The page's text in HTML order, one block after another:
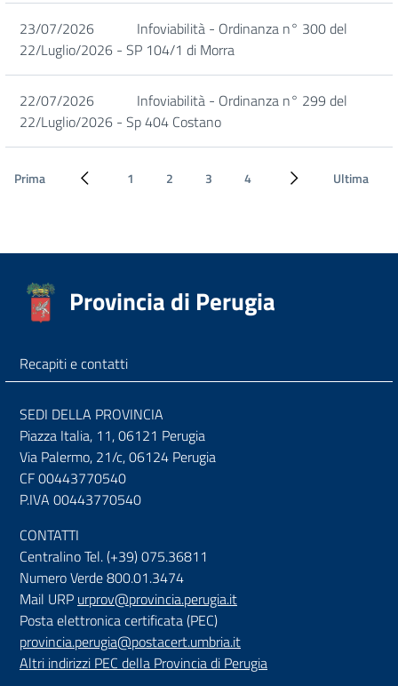
23/07/2026
Infoviabilità - Ordinanza n° 300 del
22/Luglio/2026 - SP 104/1 di Morra
22/07/2026
Infoviabilità - Ordinanza n° 299 del
22/Luglio/2026 - Sp 404 Costano
Prima Pagina precedente
1 2 3 4 Pagina successiva
Ultima
Provincia di Perugia
Recapiti e contatti
SEDI DELLA PROVINCIA
Piazza Italia, 11, 06121 Perugia
Via Palermo, 21/c, 06124 Perugia
CF 00443770540
P.IVA 00443770540
CONTATTI
Centralino Tel. (+39) 075.36811
Numero Verde 800.01.3474
Mail URP urprov@provincia.perugia.it
Posta elettronica certificata (PEC)
provincia.perugia@postacert.umbria.it
Altri indirizzi PEC della Provincia di Perugia